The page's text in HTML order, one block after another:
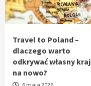
5
powstają
1
Travel to
własny
Travel to Poland –
dlaczego warto
odkrywać własny kraj
na nowo?